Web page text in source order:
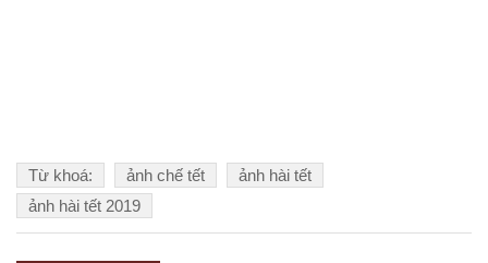
Từ khoá: ảnh chế tết
ảnh hài tết
ảnh hài tết 2019